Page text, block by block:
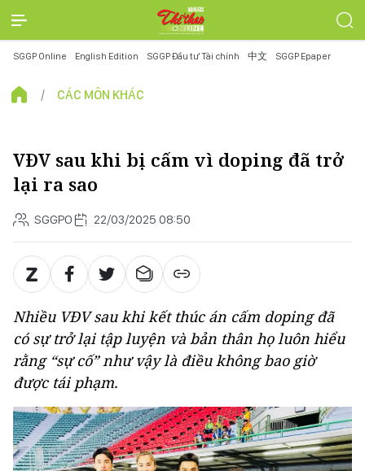
SGGP Online English Edition SGGP Đầu tư Tài chính 中文 SGGP Epaper
CÁC MÔN KHÁC
VĐV sau khi bị cấm vì doping đã trở
lại ra sao
SGGPO 22/03/2025 08:50
Nhiều VĐV sau khi kết thúc án cấm doping đã
có sự trở lại tập luyện và bản thân họ luôn hiểu
rằng “sự cố” như vậy là điều không bao giờ
được tái phạm.